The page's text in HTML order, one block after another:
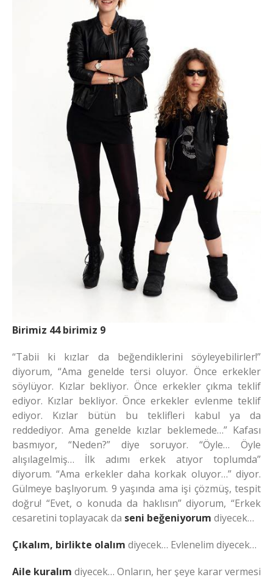
Birimiz 44 birimiz 9
“Tabii ki kızlar da beğendiklerini söyleyebilirler!”
diyorum, “Ama genelde tersi oluyor. Önce erkekler
söylüyor. Kızlar bekliyor. Önce erkekler çıkma teklif
ediyor. Kızlar bekliyor. Önce erkekler evlenme teklif
ediyor. Kızlar bütün bu teklifleri kabul ya da
reddediyor. Ama genelde kızlar beklemede…” Kafası
basmıyor, “Neden?” diye soruyor. “Öyle… Öyle
alışılagelmiş… İlk adımı erkek atıyor toplumda”
diyorum. “Ama erkekler daha korkak oluyor…” diyor.
Gülmeye başlıyorum. 9 yaşında ama işi çözmüş, tespit
doğru! “Evet, o konuda da haklısın” diyorum, “Erkek
cesaretini toplayacak da seni beğeniyorum diyecek…
Çıkalım, birlikte olalım diyecek… Evlenelim diyecek…
Aile kuralım diyecek… Onların, her şeye karar vermesi